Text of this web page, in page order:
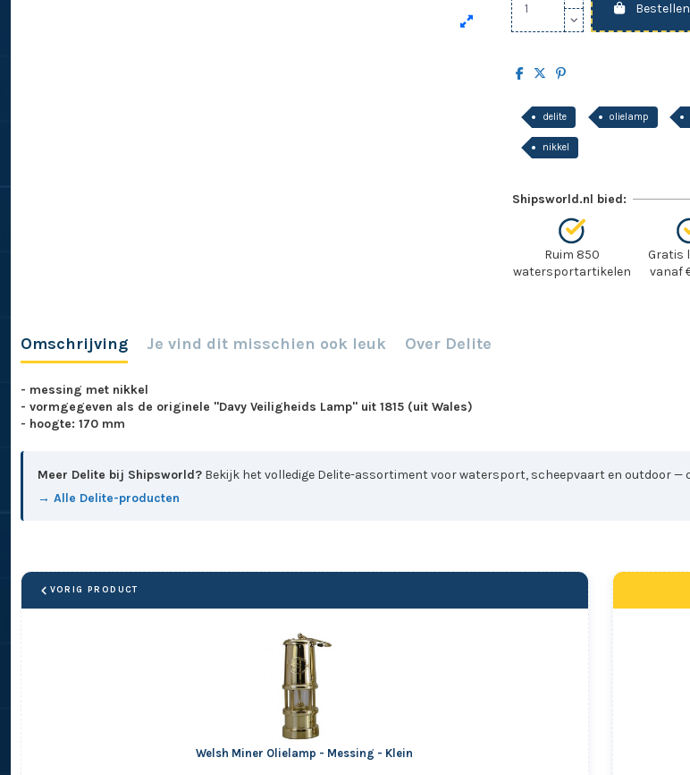
Bestellen
delite olielamp
nikkel
Shipsworld.nl bied:
Ruim 850
watersportartikelen
Gratis
vanaf
Omschrijving Je vind dit misschien ook leuk Over Delite
- messing met nikkel
- vormgegeven als de originele "Davy Veiligheids Lamp" uit 1815 (uit Wales)
- hoogte: 170 mm
Meer Delite bij Shipsworld? Bekijk het volledige Delite-assortiment voor watersport, scheepvaart en outdoor —
→ Alle Delite-producten
VORIG PRODUCT
Welsh Miner Olielamp - Messing - Klein